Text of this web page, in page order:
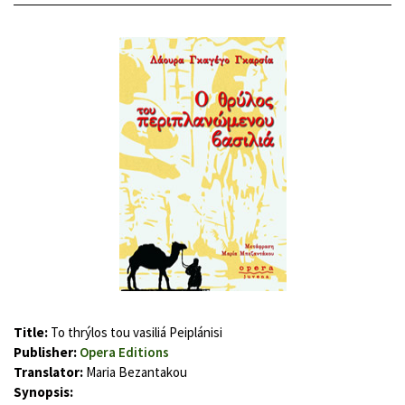
Title: To thrýlos tou vasiliá Peiplánisi
Publisher: Opera Editions
Translator: Maria Bezantakou
Synopsis: